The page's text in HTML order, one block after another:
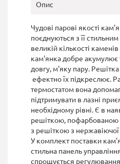
Опис
Чудові парові якості
поєднуються з її
великій кількості
кам'янка добре акумулює
довгу, м'яку пару.
ефектно їх підкреслює.
термостатом вона
підтримувати в лазні
необхідному рівні. Є в
решіткою, пофарбованою
з решіткою з нержавіючої
У комплект поставки
стильна панель
спрощується